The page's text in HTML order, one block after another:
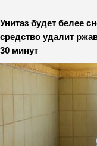
Унитаз будет белее
средство удалит
30 минут